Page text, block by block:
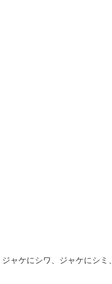
ャケにシワ、ジャケにシ